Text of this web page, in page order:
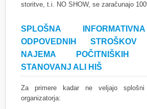
storitve, t.i. NO SHOW, se zaračunajo
SPLOŠNA
ODPOVEDNIH
NAJEMA POČITNIŠKIH
STANOVANJ ALI HIŠ
Za primere kadar ne veljajo splošni
organizatorja: